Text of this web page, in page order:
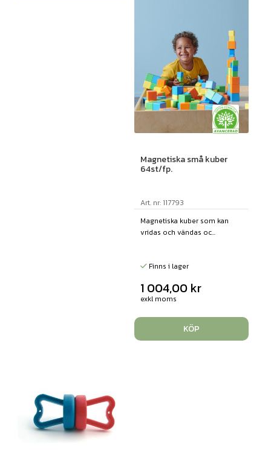
Magnetiska små kuber
64st/fp.
Art. nr: 117793
Magnetiska kuber som kan
vridas och vändas oc...
Finns i lager
1 004,00 kr
exkl moms
KÖP